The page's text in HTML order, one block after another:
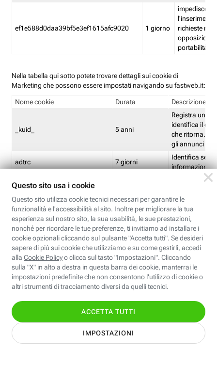
ef1e588d0daa39bf5e3ef1615afc9020 1 giorno
impedisce
l'inserimento
richieste
opposizione
portabilità
Nella tabella qui sotto potete trovare dettagli sui cookie di
Marketing che possono essere impostati navigando su fastweb.it:
Nome cookie Durata Descrizione
_kuid_ 5 anni
Registra un ID
identifica il
che ritorna.
gli annunci
adtrc 7 giorni
Identifica se
informazioni
CFFC<TagID>
Limite di
CM 1 giorno
Identifica se
ricontrollare
corrispondenti
(impostata da
CM14 14 giorni
Identifica se
ricontrollare
corrispondenti
(impostata da
pagine
EBFC<BannerID> 7 giorni
Identifica la
banner
Identifica la